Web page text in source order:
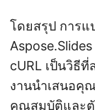
โดยสรุป การแ
cURL เป็นวิธี
งานนำเสนอคุ
คุณสมบัติและตั